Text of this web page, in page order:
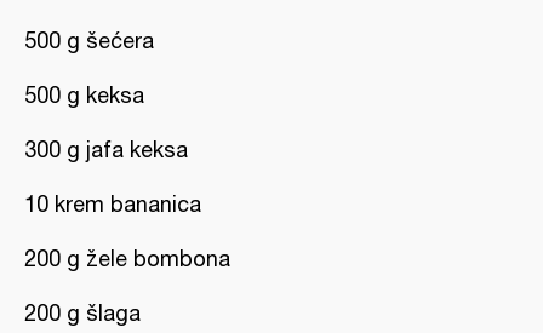
500 g šećera
500 g keksa
300 g jafa keksa
10 krem bananica
200 g žele bombona
200 g šlaga